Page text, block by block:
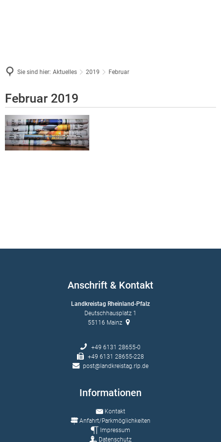
Sie sind hier: Aktuelles 2019 Februar
Februar
Februar 2019
Anschrift & Kontakt
Landkreistag Rheinland-Pfalz
Deutschhausplatz 1
55116 Mainz
+49 6131 28655-0
+49 6131 28655-228
post@landkreistag.rlp.de
Informationen
Kontakt
Anfahrt/Parkmöglichkeiten
Impressum
Datenschutz